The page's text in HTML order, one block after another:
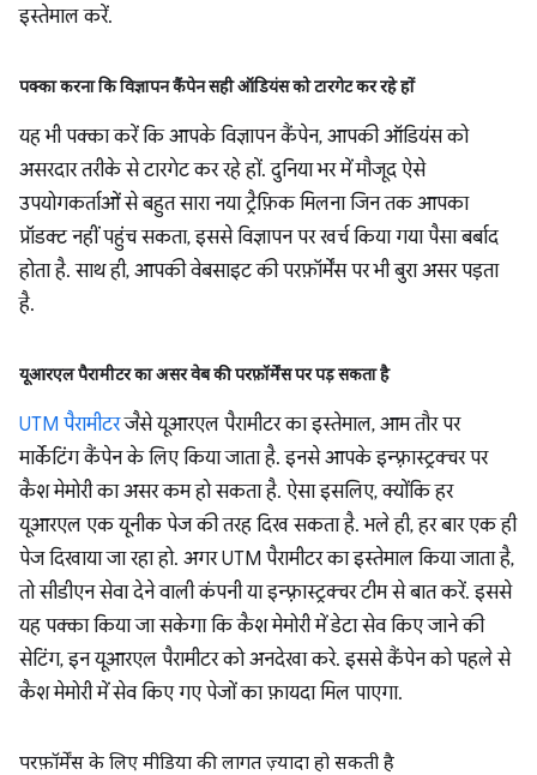
इस्तेमाल करें.
पक्का करना कि विज्ञापन कैंपेन सही ऑडियंस को टारगेट कर रहे हों
यह भी पक्का करें कि आपके विज्ञापन कैंपेन, आपकी ऑडियंस को
असरदार तरीके से टारगेट कर रहे हों. दुनिया भर में मौजूद ऐसे
उपयोगकर्ताओं से बहुत सारा नया ट्रैफ़िक मिलना जिन तक आपका
प्रॉडक्ट नहीं पहुंच सकता, इससे विज्ञापन पर खर्च किया गया पैसा बर्बाद
होता है. साथ ही, आपकी वेबसाइट की परफ़ॉर्मेंस पर भी बुरा असर पड़ता
है.
यूआरएल पैरामीटर का असर वेब की परफ़ॉर्मेंस पर पड़ सकता है
UTM पैरामीटरजैसे यूआरएल पैरामीटर का इस्तेमाल, आम तौर पर
मार्केटिंग कैंपेन के लिए किया जाता है. इनसे आपके इन्फ़्रास्ट्रक्चर पर
कैश मेमोरी का असर कम हो सकता है. ऐसा इसलिए, क्योंकि हर
यूआरएल एक यूनीक पेज की तरह दिख सकता है. भले ही, हर बार एक ही
पेज दिखाया जा रहा हो. अगर UTM पैरामीटर का इस्तेमाल किया जाता है,
तो सीडीएन सेवा देने वाली कंपनी या इन्फ़्रास्ट्रक्चर टीम से बात करें. इससे
यह पक्का किया जा सकेगा कि कैश मेमोरी में डेटा सेव किए जाने की
सेटिंग, इन यूआरएल पैरामीटर को अनदेखा करे. इससे कैंपेन को पहले से
कैश मेमोरी में सेव किए गए पेजों का फ़ायदा मिल पाएगा.
परफ़ॉर्मेंस के लिए मीडिया की लागत ज़्यादा हो सकती है